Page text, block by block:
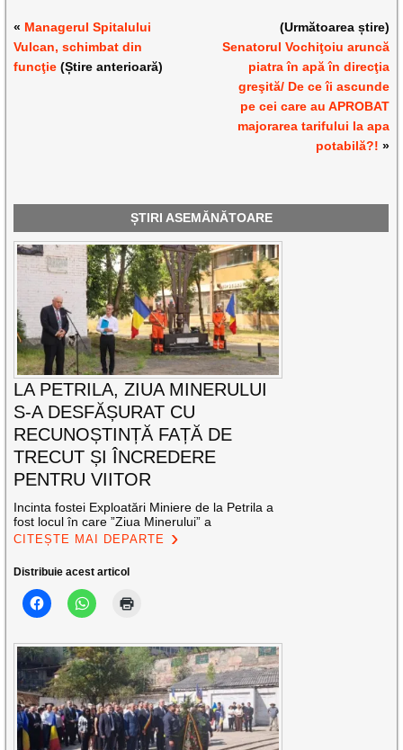
« Managerul Spitalului
Vulcan, schimbat din
funcţie (Știre anterioară)
(Următoarea știre)
Senatorul Vochiţoiu aruncă
piatra în apă în direcţia
greşită/ De ce îi ascunde
pe cei care au APROBAT
majorarea tarifului la apa
potabilă?! »
ȘTIRI ASEMĂNĂTOARE
LA PETRILA, ZIUA MINERULUI
S-A DESFĂȘURAT CU
RECUNOȘTINȚĂ FAȚĂ DE
TRECUT ȘI ÎNCREDERE
PENTRU VIITOR
Incinta fostei Exploatări Miniere de la Petrila a
fost locul în care ”Ziua Minerului” a
CITEȘTE MAI DEPARTE
Distribuie acest articol